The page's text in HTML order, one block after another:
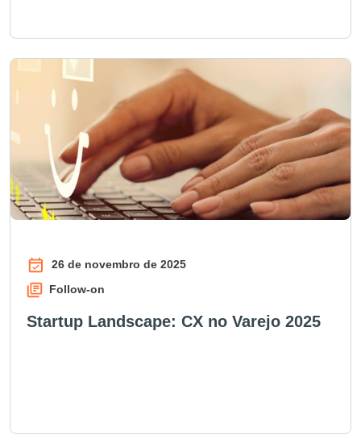
26 de novembro de 2025
Follow-on
Startup Landscape: CX no Varejo 2025